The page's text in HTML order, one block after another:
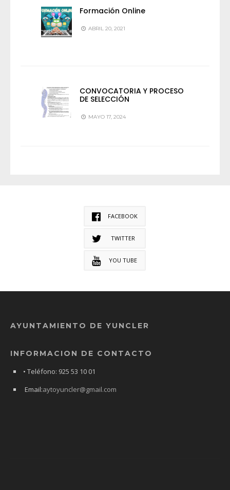
Formación Online
ABRIL 20, 2021
CONVOCATORIA Y PROCESO
DE SELECCIÓN
MAYO 17, 2024
FACEBOOK
TWITTER
YOU TUBE
AYUNTAMIENTO DE YUNCLER
INFORMACION DE CONTACTO
• Teléfono: 925 53 10 01
Email:aytoyuncler@gmail.com